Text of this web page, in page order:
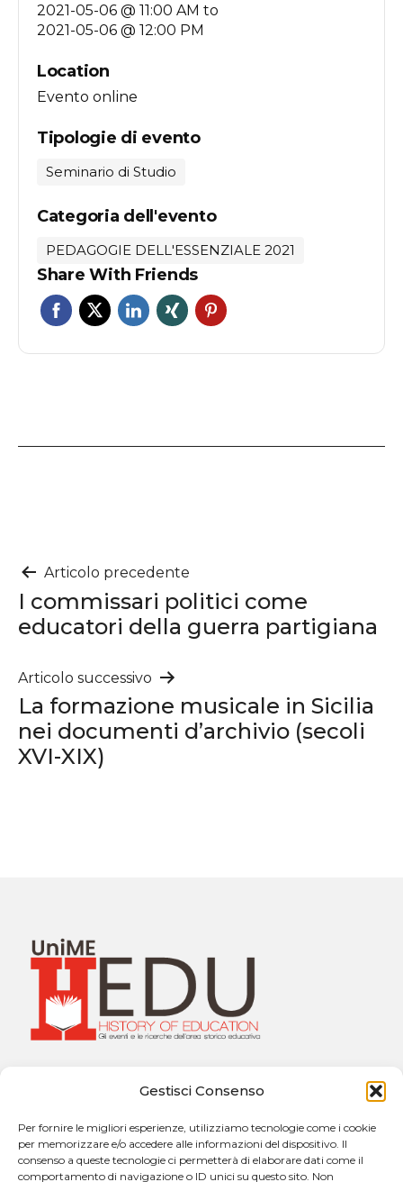
Gestisci Consenso
Per fornire le migliori esperienze, utilizziamo tecnologie come i cookie
per memorizzare e/o accedere alle informazioni del dispositivo. Il
consenso a queste tecnologie ci permetterà di elaborare dati come il
comportamento di navigazione o ID unici su questo sito. Non
2021-05-06 @ 11:00 AM to
2021-05-06 @ 12:00 PM
Location
Evento online
Tipologie di evento
Seminario di Studio
Categoria dell'evento
PEDAGOGIE DELL'ESSENZIALE 2021
Share With Friends
Navigazione
articoli
Articolo precedente
I commissari politici come
educatori della guerra partigiana
Articolo successivo
La formazione musicale in Sicilia
nei documenti d’archivio (secoli
XVI-XIX)
Dipartimento di Scienze Cognitive, Psicologiche,
Sezione di Pedagogia “Giuseppe Catalfamo”
Via Concezione, n. 8 – 98121 Messina